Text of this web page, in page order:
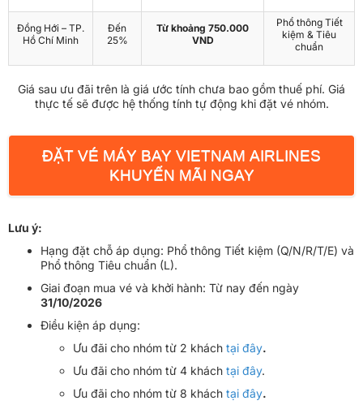
Đồng Hới – TP.
Hồ Chí Minh
Đến
25%
Từ khoảng 750.000
VND
Phổ thông Tiết
kiệm & Tiêu
chuẩn
Giá sau ưu đãi trên là giá ước tính chưa bao gồm thuế phí. Giá
thực tế sẽ được hệ thống tính tự động khi đặt vé nhóm.
ĐẶT VÉ MÁY BAY VIETNAM AIRLINES
KHUYẾN MÃI NGAY
Lưu ý:
Hạng đặt chỗ áp dụng: Phổ thông Tiết kiệm (Q/N/R/T/E) và
Phổ thông Tiêu chuẩn (L).
Giai đoạn mua vé và khởi hành: Từ nay đến ngày
31/10/2026
Điều kiện áp dụng:
Ưu đãi cho nhóm từ 2 khách tại đây.
Ưu đãi cho nhóm từ 4 khách tại đây.
Ưu đãi cho nhóm từ 8 khách tại đây.